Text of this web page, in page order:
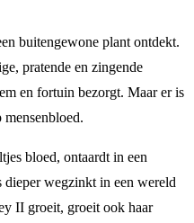
buitengewone plant ontdekt.
pratende en zingende
en fortuin bezorgt. Maar er is
bloed, ontaardt in een
dieper wegzinkt in een wereld
II groeit, groeit ook haar